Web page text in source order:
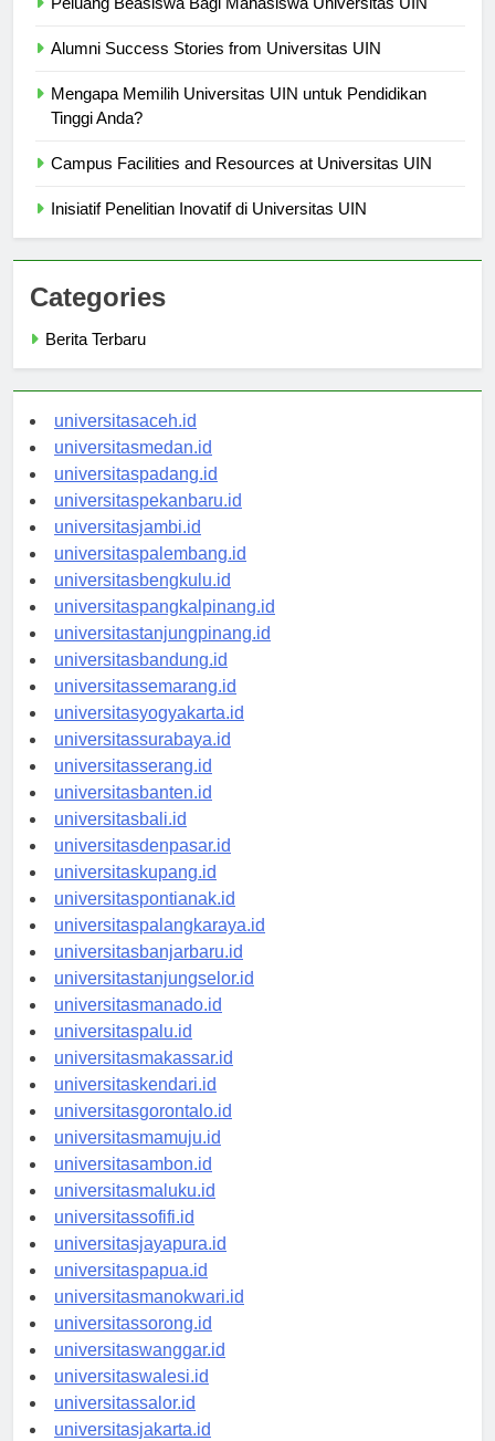
Alumni Success Stories from Universitas UIN
Mengapa Memilih Universitas UIN untuk Pendidikan
Tinggi Anda?
Campus Facilities and Resources at Universitas UIN
Inisiatif Penelitian Inovatif di Universitas UIN
Categories
Berita Terbaru
universitasaceh.id
universitasmedan.id
universitaspadang.id
universitaspekanbaru.id
universitasjambi.id
universitaspalembang.id
universitasbengkulu.id
universitaspangkalpinang.id
universitastanjungpinang.id
universitasbandung.id
universitassemarang.id
universitasyogyakarta.id
universitassurabaya.id
universitasserang.id
universitasbanten.id
universitasbali.id
universitasdenpasar.id
universitaskupang.id
universitaspontianak.id
universitaspalangkaraya.id
universitasbanjarbaru.id
universitastanjungselor.id
universitasmanado.id
universitaspalu.id
universitasmakassar.id
universitaskendari.id
universitasgorontalo.id
universitasmamuju.id
universitasambon.id
universitasmaluku.id
universitassofifi.id
universitasjayapura.id
universitaspapua.id
universitasmanokwari.id
universitassorong.id
universitaswanggar.id
universitaswalesi.id
universitassalor.id
universitasjakarta.id